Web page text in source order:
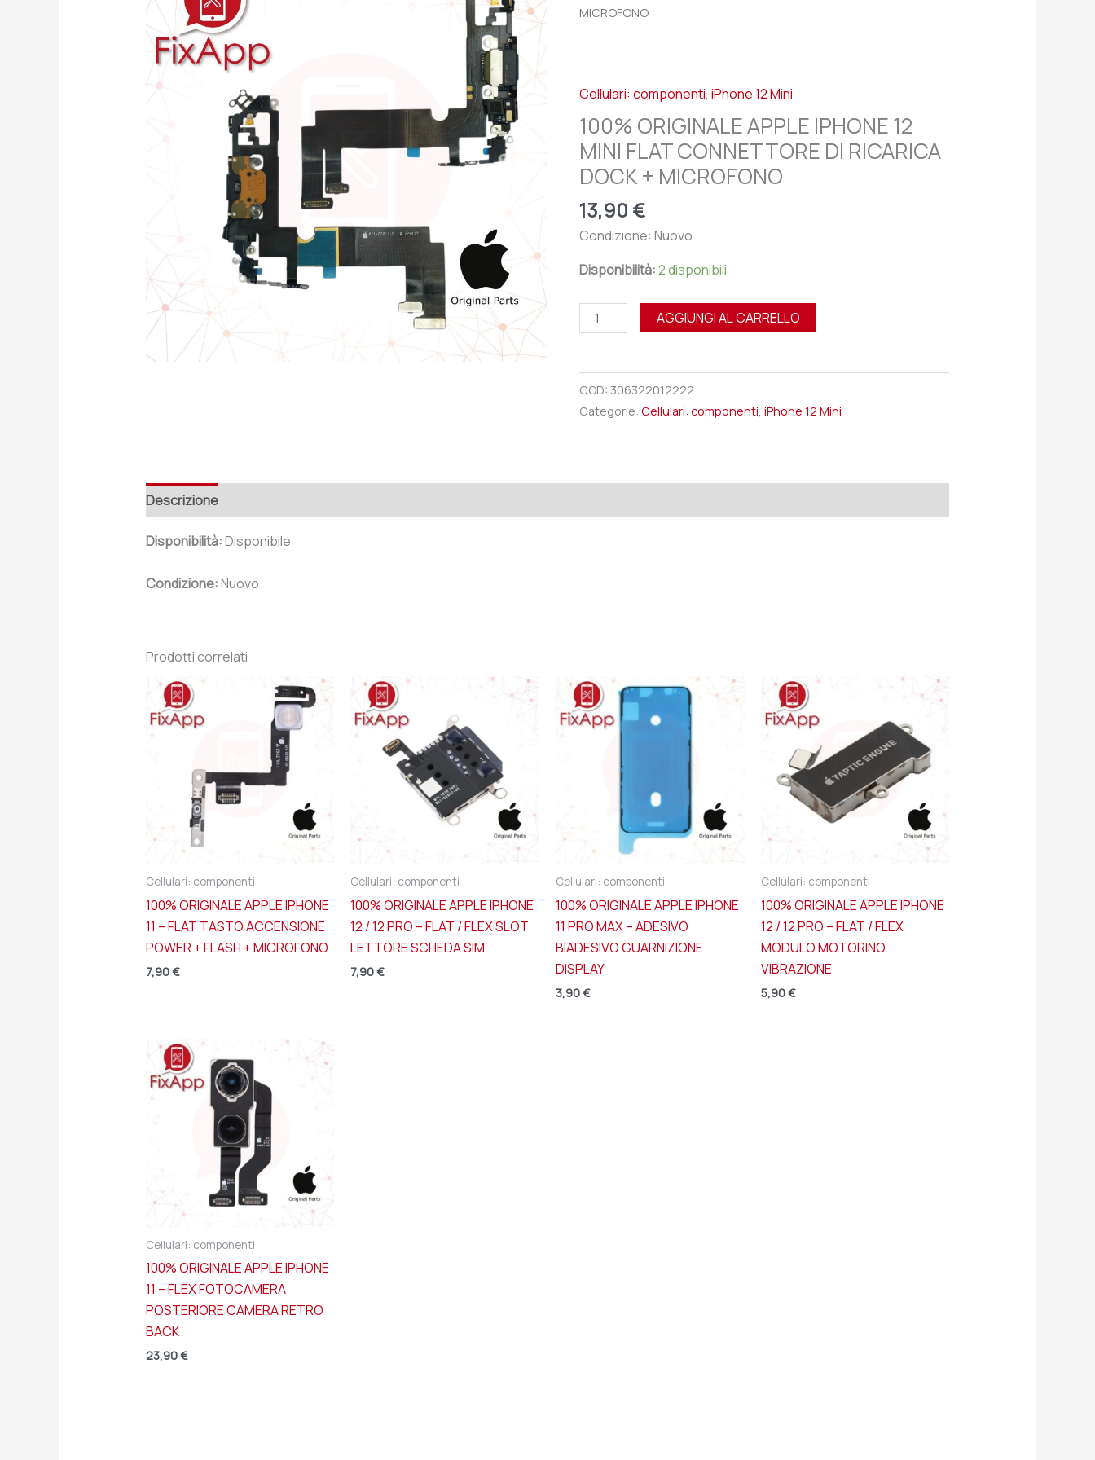
MICROFONO
Cellulari: componenti,iPhone 12 Mini
100% ORIGINALE APPLE IPHONE 12
MINI FLAT CONNETTORE DI RICARICA
DOCK + MICROFONO
13,90 €
Condizione: Nuovo
Disponibilità: 2 disponibili
APPLE
FLAT
CONNETTORE
DI
RICARICA
DOCK
+
MICROFONO
quantità
AGGIUNGI AL CARRELLO
COD: 306322012222
Categorie:Cellulari: componenti ,iPhone 12 Mini
Descrizione
Disponibilità:Disponibile
Condizione:Nuovo
Prodotti correlati
Cellulari: componenti
100% ORIGINALE APPLE IPHONE
11 – FLAT TASTO ACCENSIONE
POWER + FLASH + MICROFONO
7,90€
Cellulari: componenti
100% ORIGINALE APPLE IPHONE
12 / 12 PRO – FLAT / FLEX SLOT
LETTORE SCHEDA SIM
7,90€
Cellulari: componenti
100% ORIGINALE APPLE IPHONE
11 PRO MAX – ADESIVO
BIADESIVO GUARNIZIONE
DISPLAY
3,90€
Cellulari: componenti
100% ORIGINALE APPLE IPHONE
12 / 12 PRO – FLAT / FLEX
MODULO MOTORINO
VIBRAZIONE
5,90€
Cellulari: componenti
100% ORIGINALE APPLE IPHONE
11 – FLEX FOTOCAMERA
POSTERIORE CAMERA RETRO
BACK
23,90€